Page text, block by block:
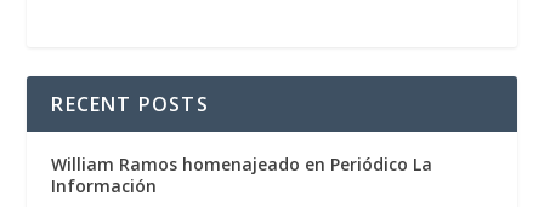
RECENT POSTS
William Ramos homenajeado en Periódico La
Información